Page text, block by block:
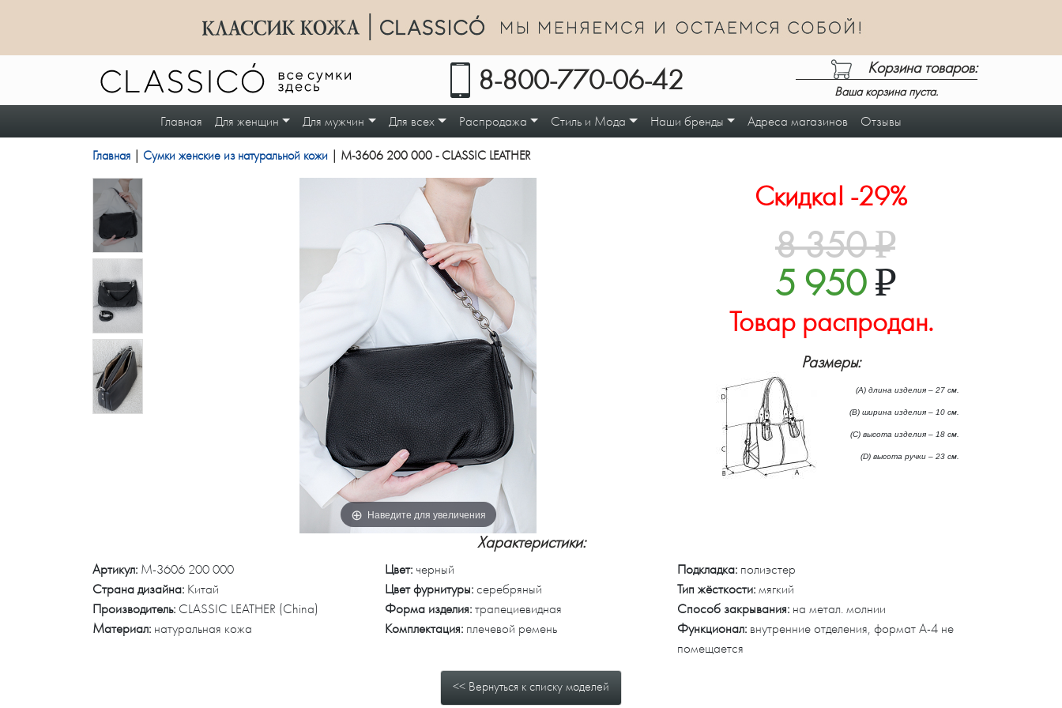
8-800-770-06-42 Корзина товаров:
Ваша корзина пуста.
Главная Для женщин Для мужчин Для всех Распродажа Стиль и Мода Наши бренды Адреса магазинов Отзывы
Главная Сумки женские из натуральной кожи | M-3606 200 000 - CLASSIC LEATHER
Наведите для увеличения
Скидка! -29%
8 350₽
5 950₽
Товар распродан.
Размеры:
(А) длина изделия – 27 см.
(B) ширина изделия – 10 см.
(C) высота изделия – 18 см.
(D) высота ручки – 23 см.
Характеристики:
Артикул: M-3606 200 000
Страна дизайна: Китай
Производитель: CLASSIC LEATHER (China)
Материал: натуральная кожа
Цвет: черный
Цвет фурнитуры: серебряный
Форма изделия: трапециевидная
Подкладка: полиэстер
Тип жёсткости: мягкий
Способ закрывания: на метал. молнии
Комплектация: плечевой ремень Функционал: внутренние отделения, формат А-4 не
помещается
<< Вернуться к списку моделей